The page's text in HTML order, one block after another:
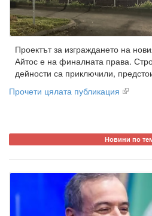
Проектът за изграждането на
Айтос е на финалната права.
дейности са приключили,
Прочети цялата публикация
Новини по